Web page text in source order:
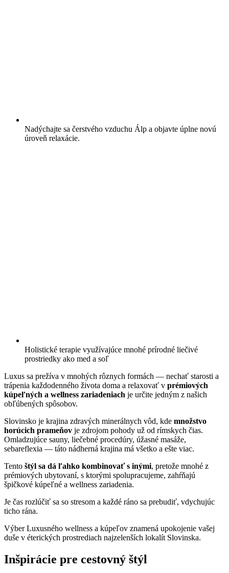
Nadýchajte sa čerstvého vzduchu Álp a objavte úplne novú
úroveň relaxácie.
Holistické terapie využívajúce mnohé prírodné liečivé
prostriedky ako med a soľ
Luxus sa prežíva v mnohých rôznych formách — nechať starosti a
trápenia každodenného života doma a relaxovať v prémiových
kúpeľných a wellness zariadeniach je určite jedným z našich
obľúbených spôsobov.
Slovinsko je krajina zdravých minerálnych vôd, kde množstvo
horúcich prameňov je zdrojom pohody už od rímskych čias.
Omladzujúce sauny, liečebné procedúry, úžasné masáže,
sebareflexia — táto nádherná krajina má všetko a ešte viac.
Tento štýl sa dá ľahko kombinovať s inými, pretože mnohé z
prémiových ubytovaní, s ktorými spolupracujeme, zahŕňajú
špičkové kúpeľné a wellness zariadenia.
Je čas rozlúčiť sa so stresom a každé ráno sa prebudiť, vdychujúc
ticho rána.
Výber Luxusného wellness a kúpeľov znamená upokojenie vašej
duše v éterických prostrediach najzelenších lokalít Slovinska.
Inšpirácie pre cestovný štýl